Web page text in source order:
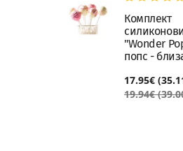
Комплект
"Wonder
попс -
17.95€
19.94€